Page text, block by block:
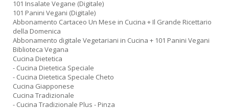
101 Insalate Vegane (Digitale)
101 Panini Vegani (Digitale)
Abbonamento Cartaceo Un Mese in Cucina + Il Grande Ricettario
della Domenica
Abbonamento digitale Vegetariani in Cucina + 101 Panini Vegani
Biblioteca Vegana
Cucina Dietetica
- Cucina Dietetica Speciale
- Cucina Dietetica Speciale Cheto
Cucina Giapponese
Cucina Tradizionale
- Cucina Tradizionale Plus - Pinza